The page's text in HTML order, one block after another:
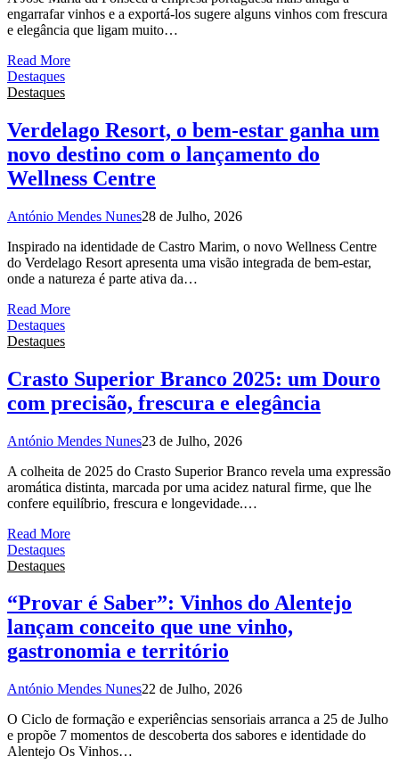
engarrafar vinhos e a exportá-los sugere alguns vinhos com frescura
e elegância que ligam muito…
Read More
Destaques
Destaques
Verdelago Resort, o bem-estar ganha um
novo destino com o lançamento do
Wellness Centre
António Mendes Nunes28 de Julho, 2026
Inspirado na identidade de Castro Marim, o novo Wellness Centre
do Verdelago Resort apresenta uma visão integrada de bem-estar,
onde a natureza é parte ativa da…
Read More
Destaques
Destaques
Crasto Superior Branco 2025: um Douro
com precisão, frescura e elegância
António Mendes Nunes23 de Julho, 2026
A colheita de 2025 do Crasto Superior Branco revela uma expressão
aromática distinta, marcada por uma acidez natural firme, que lhe
confere equilíbrio, frescura e longevidade.…
Read More
Destaques
Destaques
“Provar é Saber”: Vinhos do Alentejo
lançam conceito que une vinho,
gastronomia e território
António Mendes Nunes22 de Julho, 2026
O Ciclo de formação e experiências sensoriais arranca a 25 de Julho
e propõe 7 momentos de descoberta dos sabores e identidade do
Alentejo Os Vinhos…